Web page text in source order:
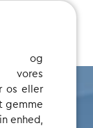
og
vores
os eller
gemme
enhed,